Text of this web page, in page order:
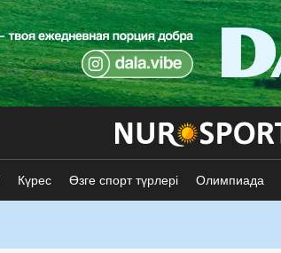
Күрес Өзге спорт түрлері Олимпиада